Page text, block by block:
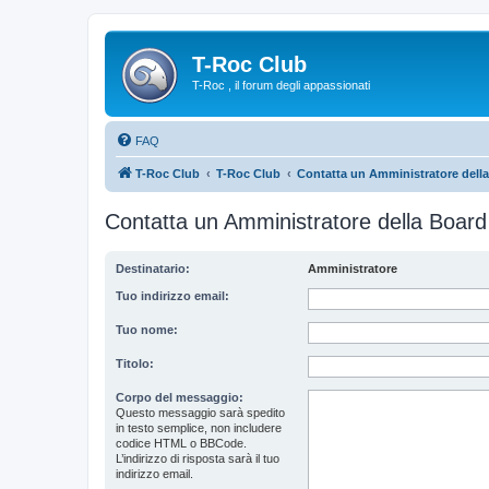
T-Roc Club
T-Roc , il forum degli appassionati
FAQ
T-Roc Club T-Roc Club Contatta un Amministratore
Contatta un Amministratore della Board
Destinatario: Amministratore
Tuo indirizzo email:
Tuo nome:
Titolo:
Corpo del messaggio:
Questo messaggio sarà spedito
in testo semplice, non includere
codice HTML o BBCode.
L’indirizzo di risposta sarà il tuo
indirizzo email.